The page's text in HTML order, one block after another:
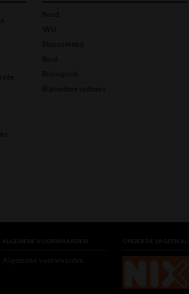
Rood
Wit
Mousserend
Rosé
Biologisch
Bijzondere cadeaus
ALGEMENE VOORWAARDEN
Algemene voorwaarden
ONDER DE 18 GEEN